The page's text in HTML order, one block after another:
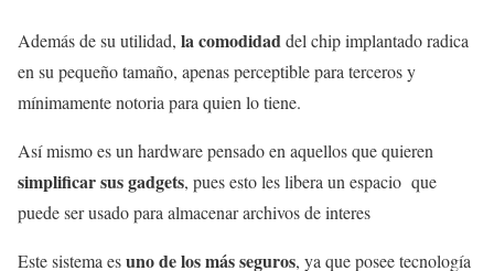
Además de su utilidad, la comodidaddel chip implantado radica
en su pequeño tamaño, apenas perceptible para terceros y
mínimamente notoria para quien lo tiene.
Así mismo es un hardware pensado en aquellos que quieren
simplificar sus gadgets, pues esto les libera un espacio que
puede ser usado para almacenar archivos de interes
Este sistema esuno de los más seguros, ya que posee tecnología